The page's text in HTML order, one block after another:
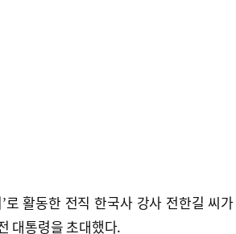
로 활동한 전직 한국사 강사 전한길 씨가
대통령을 초대했다.